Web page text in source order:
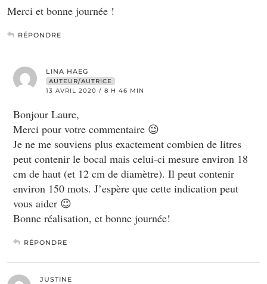
Merci et bonne journée !
RÉPONDRE
LINA HAEG
AUTEUR/AUTRICE
13 AVRIL 2020 / 8 H 46 MIN
Bonjour Laure,
Merci pour votre commentaire 😉
Je ne me souviens plus exactement combien de litres
peut contenir le bocal mais celui-ci mesure environ 18
cm de haut (et 12 cm de diamètre). Il peut contenir
environ 150 mots. J’espère que cette indication peut
vous aider 😉
Bonne réalisation, et bonne journée!
RÉPONDRE
JUSTINE